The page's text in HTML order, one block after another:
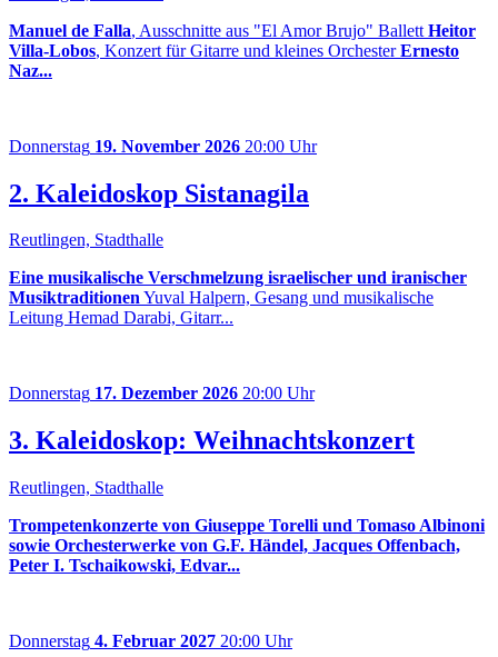
Manuel de Falla, Ausschnitte aus "El Amor Brujo" Ballett Heitor
Villa-Lobos, Konzert für Gitarre und kleines OrchesterErnesto
Naz...
Donnerstag 19. November 2026 20:00 Uhr
2. Kaleidoskop Sistanagila
Reutlingen, Stadthalle
Eine musikalische Verschmelzung israelischer und iranischer
MusiktraditionenYuval Halpern, Gesang und musikalische
Leitung Hemad Darabi, Gitarr...
Donnerstag 17. Dezember 2026 20:00 Uhr
3. Kaleidoskop: Weihnachtskonzert
Reutlingen, Stadthalle
Trompetenkonzerte von Giuseppe Torelli und Tomaso Albinoni
sowie Orchesterwerke von G.F. Händel, Jacques Offenbach,
Peter I. Tschaikowski, Edvar...
Donnerstag 4. Februar 2027 20:00 Uhr